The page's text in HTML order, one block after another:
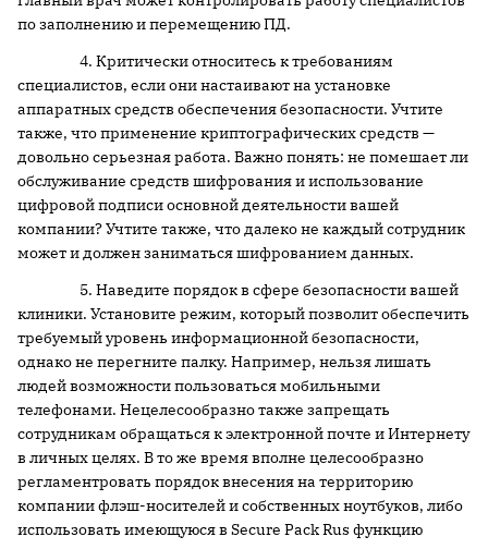
по заполнению и перемещению ПД.
4. Критически относитесь к требованиям
специалистов, если они настаивают на установке
аппаратных средств обеспечения безопасности. Учтите
также, что применение криптографических средств —
довольно серьезная работа. Важно понять: не помешает ли
обслуживание средств шифрования и использование
цифровой подписи основной деятельности вашей
компании? Учтите также, что далеко не каждый сотрудник
может и должен заниматься шифрованием данных.
5. Наведите порядок в сфере безопасности вашей
клиники. Установите режим, который позволит обеспечить
требуемый уровень информационной безопасности,
однако не перегните палку. Например, нельзя лишать
людей возможности пользоваться мобильными
телефонами. Нецелесообразно также запрещать
сотрудникам обращаться к электронной почте и Интернету
в личных целях. В то же время вполне целесообразно
регламентровать порядок внесения на территорию
компании флэш-носителей и собственных ноутбуков, либо
использовать имеющуюся в Secure Pack Rus функцию